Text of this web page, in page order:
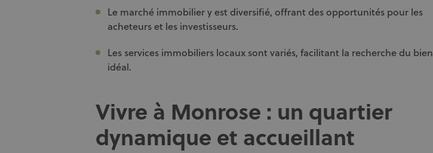
Le marché immobilier y est diversifié, offrant des opportunités pour les
acheteurs et les investisseurs.
Les services immobiliers locaux sont variés, facilitant la recherche du bien
idéal.
Vivre à Monrose : un quartier
dynamique et accueillant